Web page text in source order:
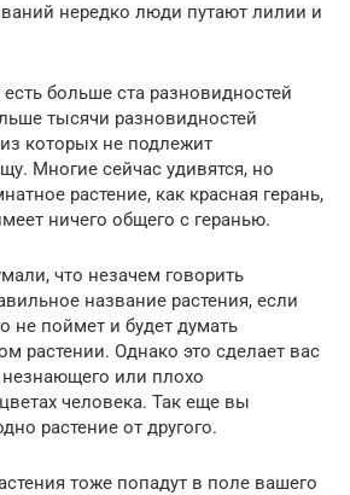
нередко люди путают лилии и
больше ста разновидностей
тысячи разновидностей
которых не подлежит
Многие сейчас удивятся, но
растение, как красная герань,
ничего общего с геранью.
что незачем говорить
название растения, если
не поймет и будет думать
растении. Однако это сделает вас
незнающего или плохо
человека. Так еще вы
растение от другого.
тоже попадут в поле вашего